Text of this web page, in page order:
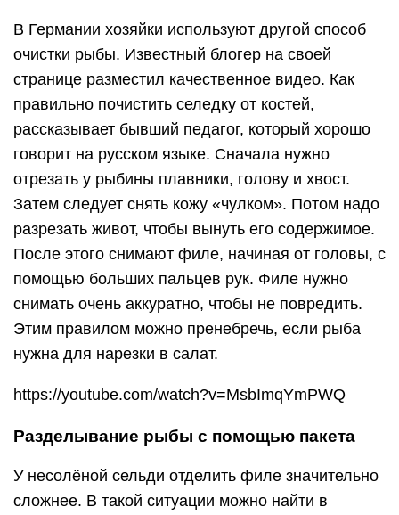
В Германии хозяйки используют другой способ
очистки рыбы. Известный блогер на своей
странице разместил качественное видео. Как
правильно почистить селедку от костей,
рассказывает бывший педагог, который хорошо
говорит на русском языке. Сначала нужно
отрезать у рыбины плавники, голову и хвост.
Затем следует снять кожу «чулком». Потом надо
разрезать живот, чтобы вынуть его содержимое.
После этого снимают филе, начиная от головы, с
помощью больших пальцев рук. Филе нужно
снимать очень аккуратно, чтобы не повредить.
Этим правилом можно пренебречь, если рыба
нужна для нарезки в салат.
https://youtube.com/watch?v=MsbImqYmPWQ
Разделывание рыбы с помощью пакета
У несолёной сельди отделить филе значительно
сложнее. В такой ситуации можно найти в